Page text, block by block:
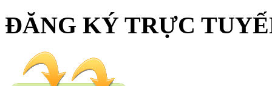
ĐĂNG KÝ TRỰC